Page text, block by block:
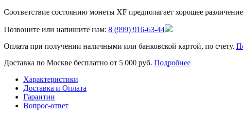
Соответствие состоянию монеты XF предполагает хорошее
Позвоните или напишите нам: 8 (999) 916-63-44
Оплата при получении наличными или банковской картой, по счету.
Доставка по Москве бесплатно от 5 000 руб. Подробнее
Характеристики
Доставка и Оплата
Гарантии
Вопрос-ответ